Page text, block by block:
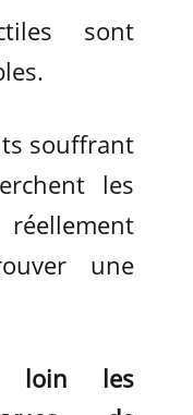
sont
souffrant
les
une
loin les